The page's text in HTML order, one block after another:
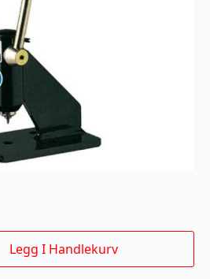
Legg I Handlekurv